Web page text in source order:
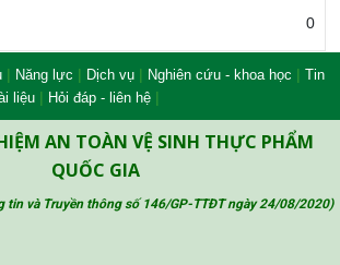
đoàn Y tế Việt Nam
Food for Growth Project (SAFEGRO)
0
| Năng lực | Dịch vụ | Nghiên cứu - khoa học | Tin
liệu | Hỏi đáp - liên hệ |
AN TOÀN VỆ SINH THỰC PHẨM
QUỐC GIA
tin và Truyền thông số 146/GP-TTĐT ngày 24/08/2020)